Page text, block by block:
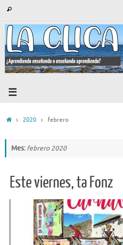
contenido
Buscar
Inicio2020 febrero
Mes: febrero 2020
Este viernes, ta Fonz